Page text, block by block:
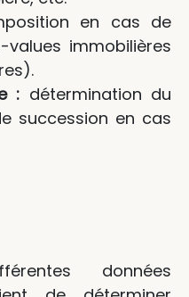
en cas de
values immobilières
: détermination du
succession en cas
données